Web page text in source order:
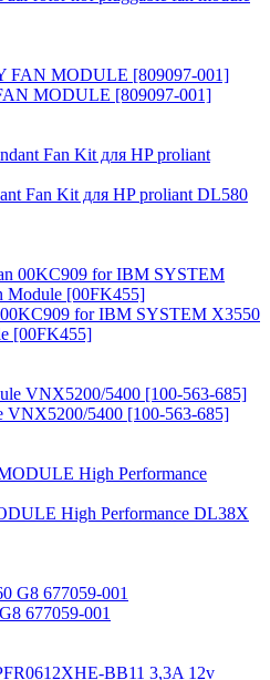
MODULE [809097-001]
Fan Kit для HP proliant DL580
for IBM SYSTEM X3550
[00FK455]
VNX5200/5400 [100-563-685]
High Performance DL38X
677059-001